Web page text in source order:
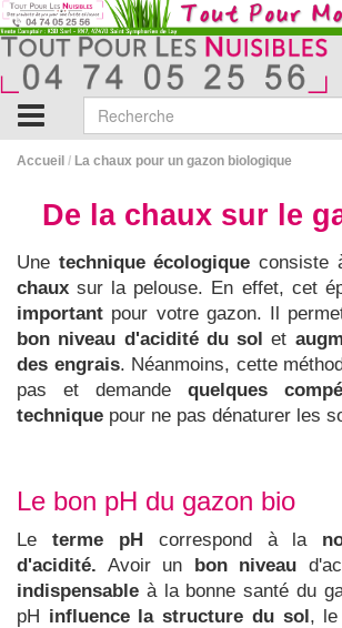
Accueil / La chaux pour un gazon biologique
De la chaux sur le
Une technique écologique consiste
chaux sur la pelouse. En effet, cet
important pour votre gazon. Il
bon niveau d'acidité du sol et
des engrais. Néanmoins, cette
pas et demande quelques
technique pour ne pas dénaturer les
Le bon pH du gazon bio
Le terme pHcorrespond à la
d'acidité. Avoir un bon niveau
indispensable à la bonne santé du
pH influence la structure du sol,